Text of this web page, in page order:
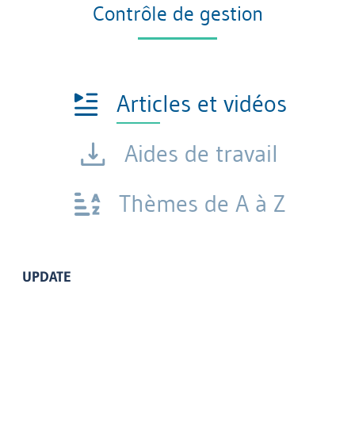
Contrôle de gestion
Articles et vidéos
Aides de travail
Thèmes de A à Z
UPDATE